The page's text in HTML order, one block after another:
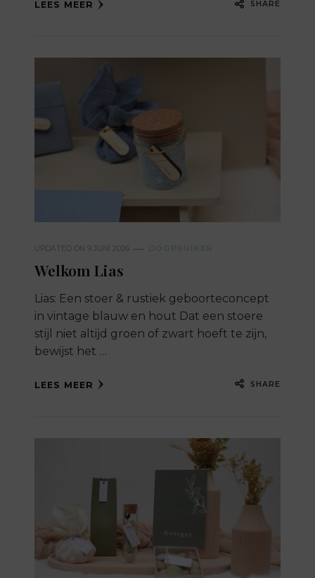
LEES MEER SHARE
UPDATED ON 9 JUNI 2026
Welkom Lias
Lias: Een stoer & rustiek geboorteconcept
in vintage blauw en hout Dat een stoere
stijl niet altijd groen of zwart hoeft te zijn,
bewijst het …
LEES MEER SHARE